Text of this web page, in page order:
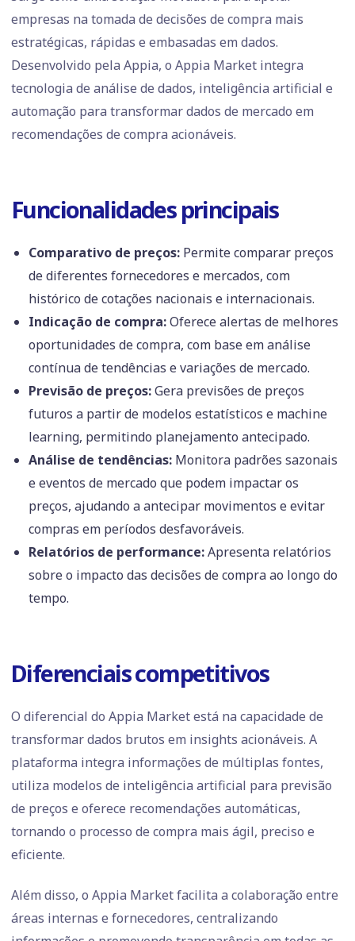
empresas na tomada de decisões de compra mais
estratégicas, rápidas e embasadas em dados.
Desenvolvido pela Appia, o Appia Market integra
tecnologia de análise de dados, inteligência artificial e
automação para transformar dados de mercado em
recomendações de compra acionáveis.
Funcionalidades principais
Comparativo de preços:Permite comparar preços
de diferentes fornecedores e mercados, com
histórico de cotações nacionais e internacionais.
Indicação de compra:Oferece alertas de melhores
oportunidades de compra, com base em análise
contínua de tendências e variações de mercado.
Previsão de preços:Gera previsões de preços
futuros a partir de modelos estatísticos e machine
learning, permitindo planejamento antecipado.
Análise de tendências:Monitora padrões sazonais
e eventos de mercado que podem impactar os
preços, ajudando a antecipar movimentos e evitar
compras em períodos desfavoráveis.
Relatórios de performance:Apresenta relatórios
sobre o impacto das decisões de compra ao longo do
tempo.
Diferenciais competitivos
O diferencial do Appia Market está na capacidade de
transformar dados brutos em insights acionáveis. A
plataforma integra informações de múltiplas fontes,
utiliza modelos de inteligência artificial para previsão
de preços e oferece recomendações automáticas,
tornando o processo de compra mais ágil, preciso e
eficiente.
Além disso, o Appia Market facilita a colaboração entre
áreas internas e fornecedores, centralizando